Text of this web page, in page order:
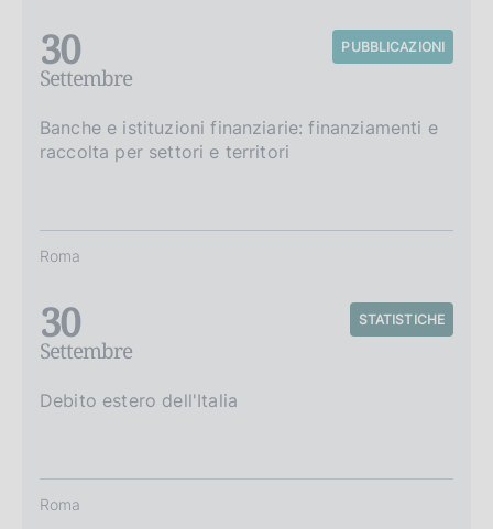
30
Settembre
PUBBLICAZIONI
Banche e istituzioni finanziarie: finanziamenti e
raccolta per settori e territori
Roma
30
Settembre
STATISTICHE
Debito estero dell'Italia
Roma